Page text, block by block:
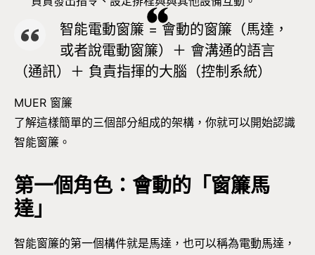
智能電動窗簾 = 會動的窗簾（馬達，
或者說電動窗簾）＋ 會溝通的語言
（通訊）＋ 負責指揮的大腦（控制系統）
MUER 窗簾
了解這樣簡單的三個部分組成的架構，你就可以開始認識
智能窗簾。
第一個角色：會動的「窗簾馬
達」
智能窗簾的第一個構件就是馬達，也可以稱為電動馬達，